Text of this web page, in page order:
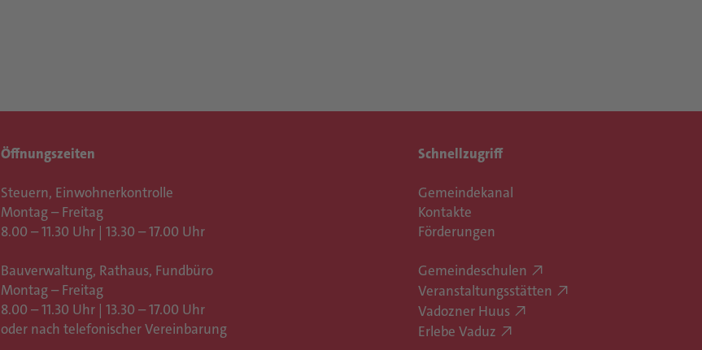
Öffnungszeiten
Steuern, Einwohnerkontrolle
Montag – Freitag
8.00 – 11.30 Uhr | 13.30 – 17.00 Uhr
Bauverwaltung, Rathaus, Fundbüro
Montag – Freitag
8.00 – 11.30 Uhr | 13.30 – 17.00 Uhr
oder nach telefonischer Vereinbarung
Schnellzugriff
Gemeindekanal
Kontakte
Förderungen
Gemeindeschulen
Veranstaltungsstätten
Vadozner Huus
Erlebe Vaduz